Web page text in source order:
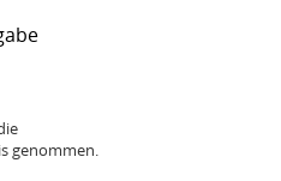
genommen.